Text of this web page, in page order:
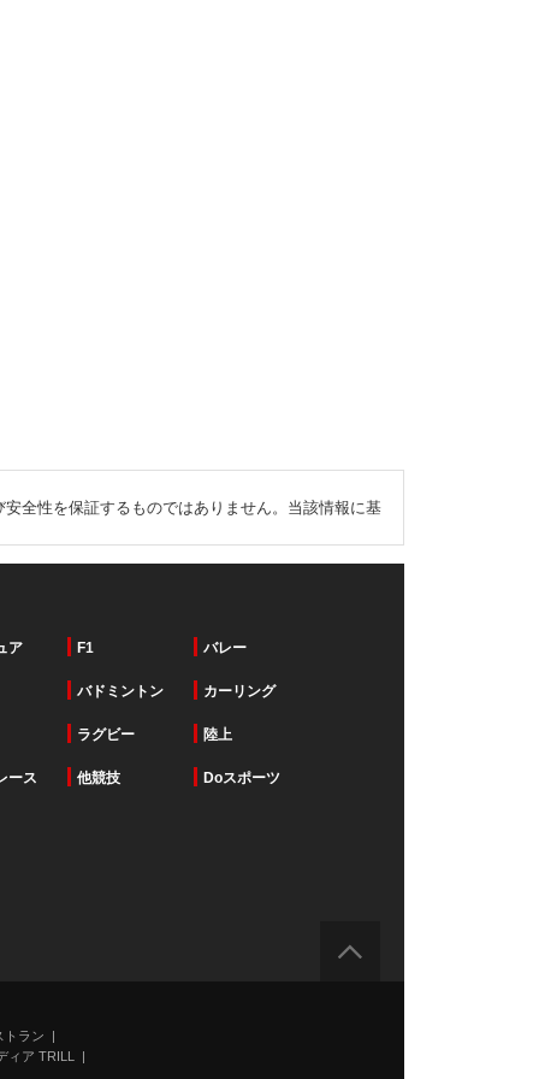
全性を保証するものではありません。当該情報に基
ア F1 バレー
バドミントン カーリング
ラグビー 陸上
ース 他競技 Doスポーツ
ラン
ィア TRILL